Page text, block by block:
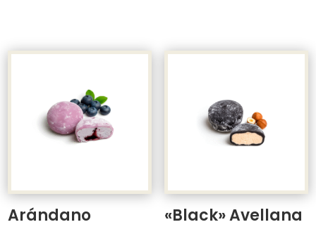
Arándano «Black» Avellana